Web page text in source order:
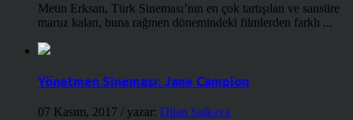
Metin Erksan, Türk Sineması’nın en çok tartışılan ve sansüre
maruz kalan, buna rağmen dönemindeki filmlerden farklı ...
Yönetmen Sineması: Jane Campion
07 Kasım, 2017 / yazar: Dilan Salkaya